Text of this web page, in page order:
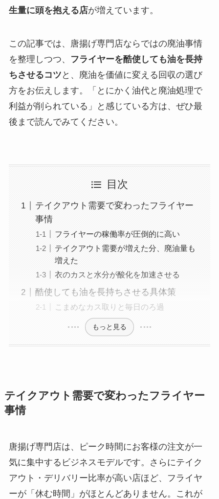
生量に頭を抱える店が増えています。
この記事では、唐揚げ専門店ならではの廃油事情
を整理しつつ、
フライヤーを酷使しても油を長持
ちさせるコツ と、廃油を価値に変える回収の選び
方をお伝えします。「とにかく油代と廃油処理で
利益が削られている」と感じている方は、ぜひ最
後まで読んでみてください。
目次
テイクアウト需要で変わったフライヤー
事情
フライヤーの稼働率が圧倒的に高い
テイクアウト需要が増えた分、廃油量も
増えた
衣のカスと水分が酸化を加速させる
酷使しても油を長持ちさせる具体策
こまめなカス取りと毎日のろ過
もっと見る
テイクアウト需要で変わったフライヤー
事情
唐揚げ専門店は、ピーク時間にお客様の注文が一
気に集中するビジネスモデルです。さらにテイク
アウト・デリバリー比率が高い店ほど、フライヤ
ーが「休む時間」がほとんどありません。これが